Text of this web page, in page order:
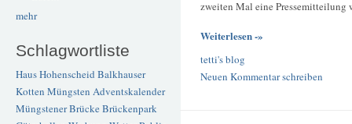
mehr
Schlagwortliste
Haus Hohenscheid Balkhauser
Kotten Müngsten Adventskalender
Müngstener BrückeBrückenpark
zweiten Mal eine Pressemitteilung
Weiterlesen -»
tetti's blog
Neuen Kommentar schreiben